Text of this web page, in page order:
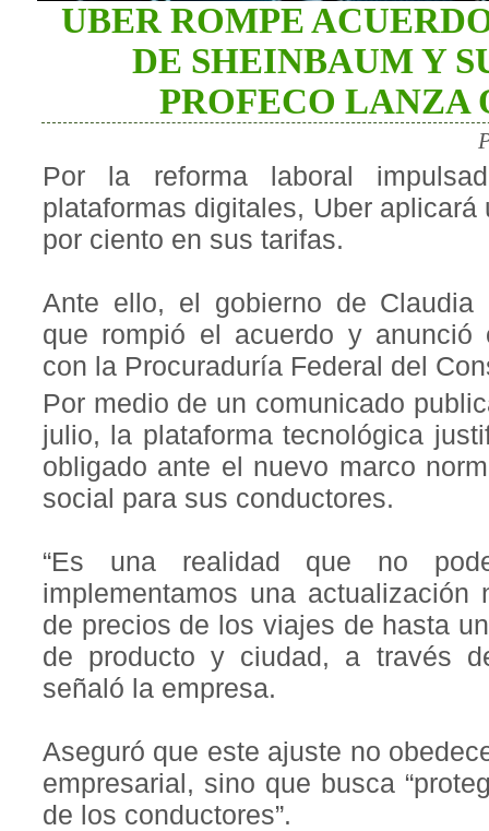
UBER ROMPE
DE SHEINBAUM Y
PROFECO LANZA
Por la reforma laboral
plataformas digitales, Uber
por ciento en sus tarifas.
Ante ello, el gobierno de Claudia
que rompió el acuerdo y anunció
con la Procuraduría Federal del
Por medio de un comunicado
julio, la plataforma tecnológica
obligado ante el nuevo marco
social para sus conductores.
“Es una realidad que no
implementamos una actualización
de precios de los viajes de hasta
de producto y ciudad, a través
señaló la empresa.
Aseguró que este ajuste no
empresarial, sino que busca
de los conductores”.